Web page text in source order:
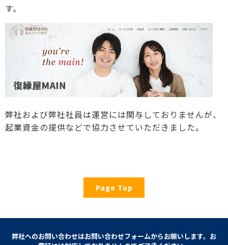
す。
弊社および弊社社員は運営には関与しておりませんが、
起業資金の提供などで協力させていただきました。
Page Top
弊社へのお問い合わせはお問い合わせフォームからお願いします。 お